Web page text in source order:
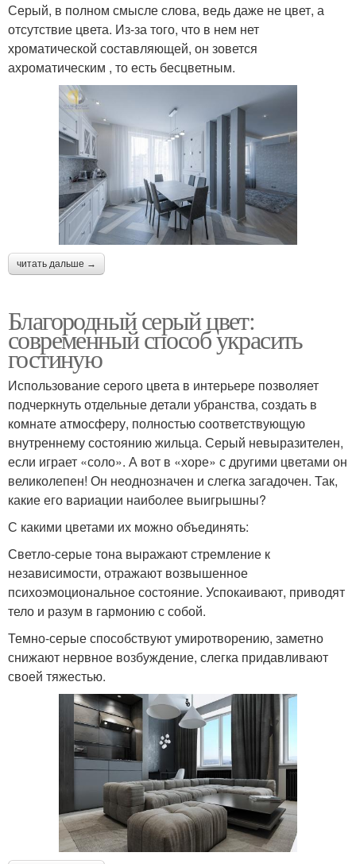
Серый, в полном смысле слова, ведь даже не цвет, а
отсутствие цвета. Из-за того, что в нем нет
хроматической составляющей, он зовется
ахроматическим , то есть бесцветным.
читать дальше →
Благородный серый цвет:
современный способ украсить
гостиную
Использование серого цвета в интерьере позволяет
подчеркнуть отдельные детали убранства, создать в
комнате атмосферу, полностью соответствующую
внутреннему состоянию жильца. Серый невыразителен,
если играет «соло». А вот в «хоре» с другими цветами он
великолепен! Он неоднозначен и слегка загадочен. Так,
какие его вариации наиболее выигрышны?
С какими цветами их можно объединять:
Светло-серые тона выражают стремление к
независимости, отражают возвышенное
психоэмоциональное состояние. Успокаивают, приводят
тело и разум в гармонию с собой.
Темно-серые способствуют умиротворению, заметно
снижают нервное возбуждение, слегка придавливают
своей тяжестью.